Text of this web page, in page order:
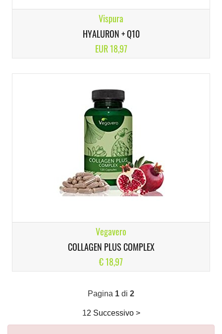
Vispura
HYALURON + Q10
EUR 18,97
Vegavero
COLLAGEN PLUS COMPLEX
€ 18,97
Pagina 1 di 2
12 Successivo >